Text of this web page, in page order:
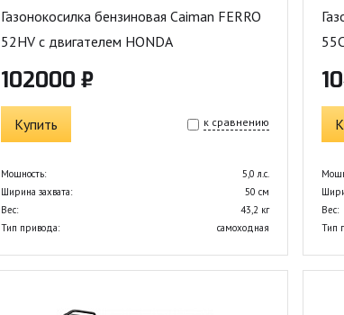
Газонокосилка бензиновая Caiman FERRO
52HV с двигателем HONDA
102000 ₽
Купить к сравнению
Мощность:
5,0 л.с.
Ширина захвата:
50 см
Вес:
43,2 кг
Тип привода:
самоходная
Вес:
Тип